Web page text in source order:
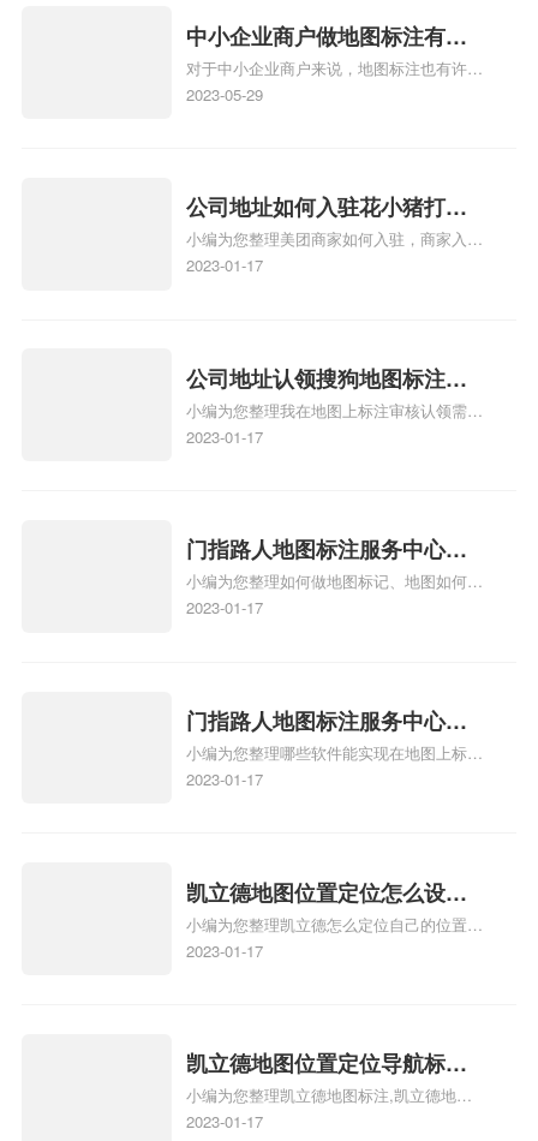
中小企业商户做地图标注有什
么好处
对于中小企业商户来说，地图标注也有许多
好处，包括：提高可见性和曝光率：通过在
位置，增加商户被发现的机会。方便客户导
航：地图标注可以帮助客户更容易地找到商
户的实际位置。特别是对于新客户或不熟悉
该地区的客户来说，地图标注可以提供明确
图标注服务中心面的存在。对于一些客户来
说，实体指路人地
2023-05-29
公司地址如何入驻花小猪打车
地图标记？指路人地图标注服
务中心铺如何入驻花小猪打车
小编为您整理美团商家如何入驻，商家入驻
教程、商家如何入驻地图、如何入驻地:、
2023-01-17
公司地址认领搜狗地图标注多
久审核？公司地址认领地图标
注多久审核？
小编为您整理我在地图上标注审核认领需要
多久、我在地图上标注审核认领需要多久
情可查看下方正文！
2023-01-17
门指路人地图标注服务中心如
何做花小猪打车地图位置标
记？门指路人地图标注服务中
小编为您整理如何做地图标记、地图如何做
标记、so搜街景中如何做标记、360e启花贷
关地图标注知识，详情可查看下方正文！
2023-01-17
门指路人地图标注服务中心地
图位置地址标记？门指路人地
图标注服务中心苹果地图位置
小编为您整理哪些软件能实现在地图上标记
门指路人地图标注服务中心位置、门指路人
门指路人地图标注服务中心地址标注上地图
怎么弄相关地图标注知识，详情可查看下方
正文！
2023-01-17
凯立德地图位置定位怎么设置
自己的指路人地图标注服务中
心名？凯立德地图位置定位怎
小编为您整理凯立德怎么定位自己的位置
啊、手机凯立德地图定位怎么设置往上走、
地图标注服务中心铺招牌相关地图标注知
识，详情可查看下方正文！
2023-01-17
凯立德地图位置定位导航标
注？凯立德地图位置定位,导航,
小编为您整理凯立德地图标注,凯立德地图
标注怎么做啊、凯立德地图标注,凯立德地
2023-01-17